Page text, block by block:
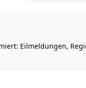
Eilmeldungen,